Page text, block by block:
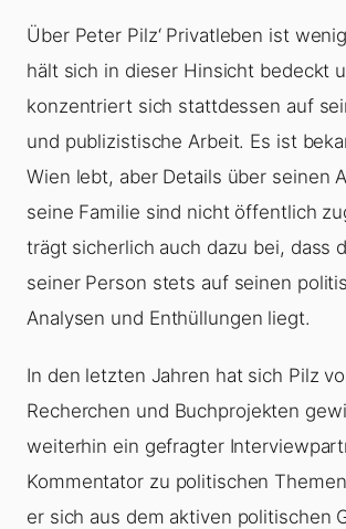
Über Peter Pilz‘ Privatleben ist
hält sich in dieser Hinsicht bedeckt
konzentriert sich stattdessen auf
und publizistische Arbeit. Es ist
Wien lebt, aber Details über seinen
seine Familie sind nicht öffentlich
trägt sicherlich auch dazu bei, dass
seiner Person stets auf seinen
Analysen und Enthüllungen liegt.
In den letzten Jahren hat sich Pilz
Recherchen und Buchprojekten
weiterhin ein gefragter
Kommentator zu politischen
er sich aus dem aktiven politischen